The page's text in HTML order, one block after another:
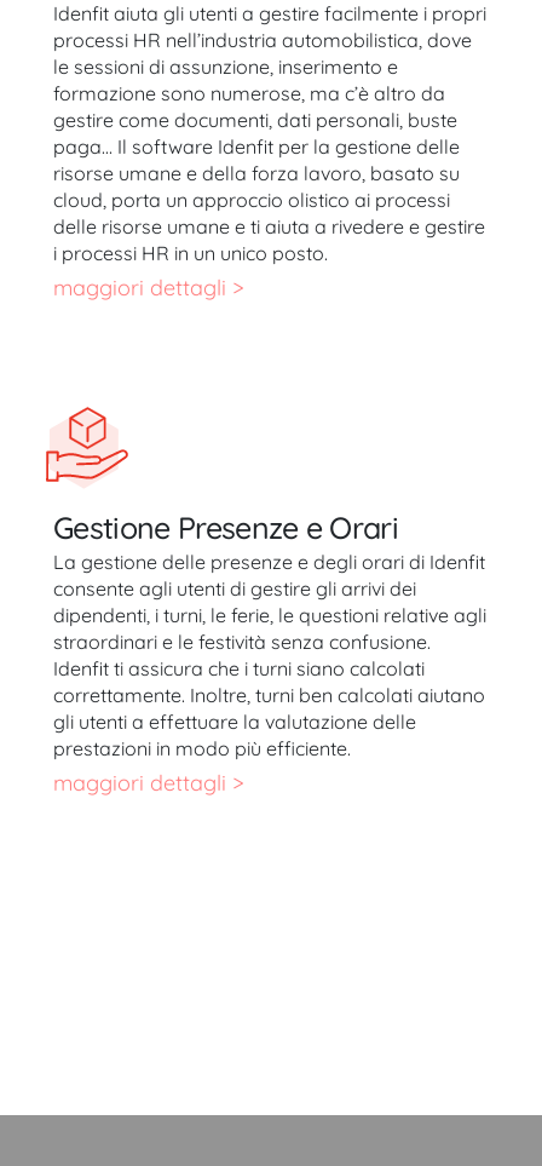
Idenfit aiuta gli utenti a gestire facilmente i propri
processi HR nell’industria automobilistica, dove
le sessioni di assunzione, inserimento e
formazione sono numerose, ma c’è altro da
gestire come documenti, dati personali, buste
paga… Il software Idenfit per la gestione delle
risorse umane e della forza lavoro, basato su
cloud, porta un approccio olistico ai processi
delle risorse umane e ti aiuta a rivedere e gestire
i processi HR in un unico posto.
maggiori dettagli >
Gestione Presenze e Orari
La gestione delle presenze e degli orari di Idenfit
consente agli utenti di gestire gli arrivi dei
dipendenti, i turni, le ferie, le questioni relative agli
straordinari e le festività senza confusione.
Idenfit ti assicura che i turni siano calcolati
correttamente. Inoltre, turni ben calcolati aiutano
gli utenti a effettuare la valutazione delle
prestazioni in modo più efficiente.
maggiori dettagli >